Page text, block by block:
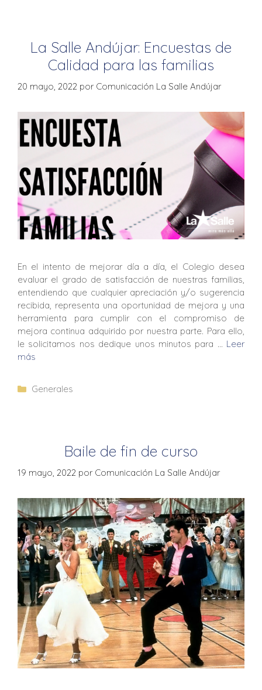
La Salle Andújar: Encuestas de
Calidad para las familias
20 mayo, 2022 por Comunicación La Salle Andújar
En el intento de mejorar día a día, el Colegio desea
evaluar el grado de satisfacción de nuestras familias,
entendiendo que cualquier apreciación y/o sugerencia
recibida, representa una oportunidad de mejora y una
herramienta para cumplir con el compromiso de
mejora continua adquirido por nuestra parte. Para ello,
le solicitamos nos dedique unos minutos para … Leer
más
Generales
Baile de fin de curso
19 mayo, 2022 por Comunicación La Salle Andújar